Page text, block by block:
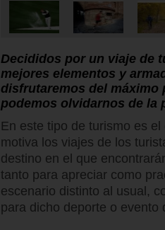
Decididos por un viaje de
mejores elementos y
disfrutaremos del máximo
podemos olvidarnos de la
En este tipo de turismo es
motiva los viajes de los
destino en el que
tanto para apreciar como
escenario distinto al usual,
para dicho deporte o evento